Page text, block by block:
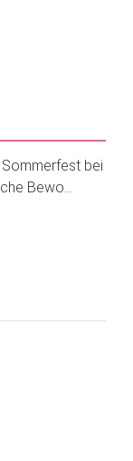
bei
Bewo...